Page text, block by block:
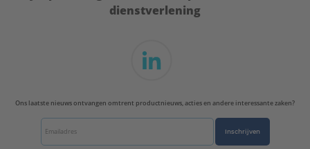
dienstverlening
Ons laatste nieuws ontvangen omtrent productnieuws, acties en andere interessante zaken?
Inschrijven